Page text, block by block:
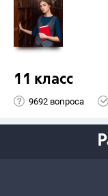
11 класс
9692 вопроса